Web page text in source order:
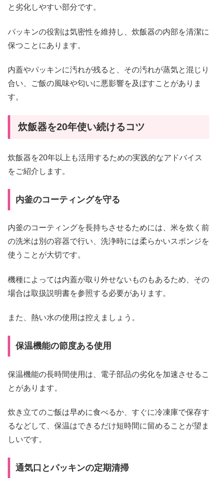
と劣化しやすい部分です。
パッキンの役割は気密性を維持し、炊飯器の内部を清潔に
保つことにあります。
内蓋やパッキンに汚れが残ると、その汚れが蒸気と混じり
合い、ご飯の風味や匂いに悪影響を及ぼすことがありま
す。
炊飯器を20年使い続けるコツ
炊飯器を20年以上も活用するための実践的なアドバイス
をご紹介します。
内釜のコーティングを守る
内釜のコーティングを長持ちさせるためには、米を炊く前
の洗米は別の容器で行い、洗浄時には柔らかいスポンジを
使うことが大切です。
機種によっては内蓋が取り外せないものもあるため、その
場合は取扱説明書を参照する必要があります。
また、熱い水の使用は控えましょう。
保温機能の節度ある使用
保温機能の長時間使用は、電子部品の劣化を加速させるこ
とがあります。
炊き立てのご飯は早めに食べるか、すぐに冷凍庫で保存す
るなどして、保温はできるだけ短時間に留めることが望ま
しいです。
通気口とパッキンの定期清掃